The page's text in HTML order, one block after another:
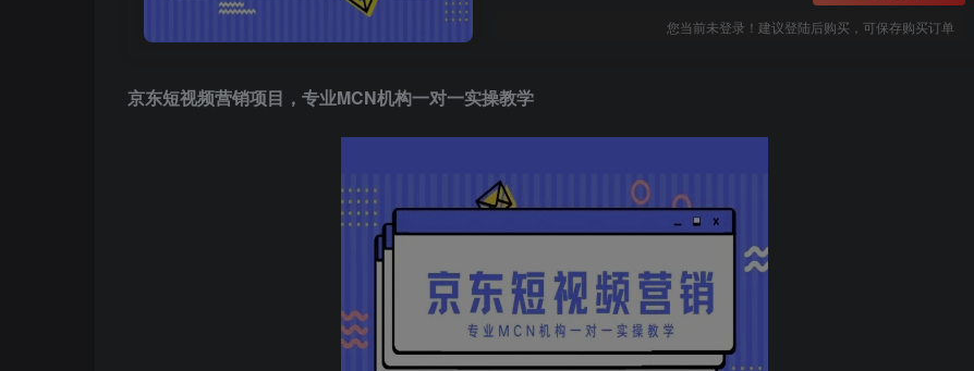
您当前未登录！建议登陆后购买，可保存购买订单
京东短视频营销项目，专业MCN机构一对一实操教学